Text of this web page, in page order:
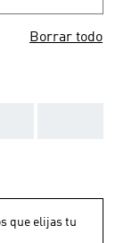
Borrar todo
que elijas tu